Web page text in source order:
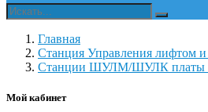
Главная
Станция Управления лифтом
Станции ШУЛМ/ШУЛК платы
Мой кабинет